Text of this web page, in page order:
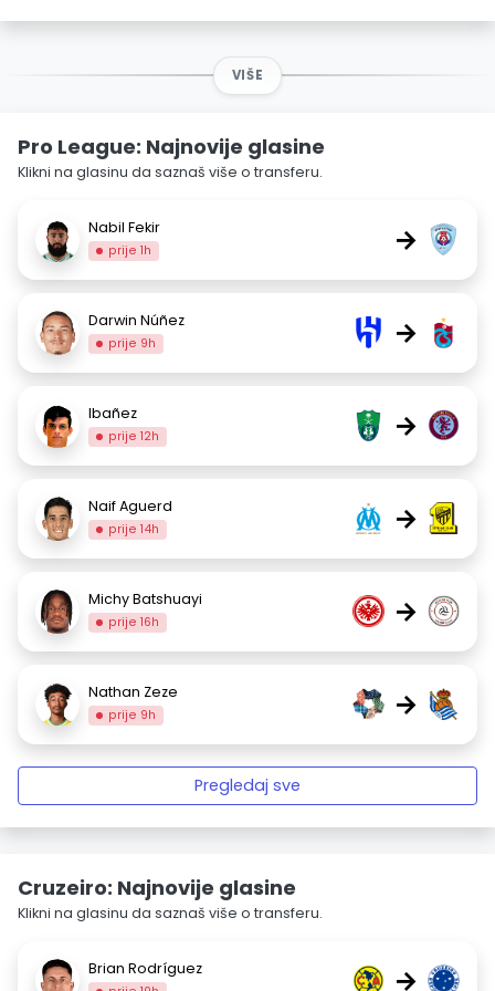
VIŠE
Pro League: Najnovije glasine
Klikni na glasinu da saznaš više o transferu.
Nabil Fekir
prije 1h →
Darwin Núñez
prije 9h →
Ibañez
prije 12h →
Naif Aguerd
prije 14h →
Michy Batshuayi
prije 16h →
Nathan Zeze
prije 9h →
Pregledaj sve
Cruzeiro: Najnovije glasine
Klikni na glasinu da saznaš više o transferu.
Brian Rodríguez →